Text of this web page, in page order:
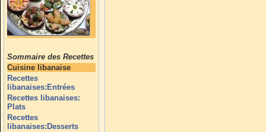
Sommaire des Recettes
Cuisine libanaise
Recettes
libanaises:Entrées
Recettes libanaises:
Plats
Recettes
libanaises:Desserts